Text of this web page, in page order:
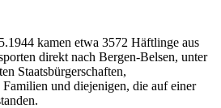
kamen etwa 3572 Häftlinge aus
direkt nach Bergen-Belsen, unter
Staatsbürgerschaften,
und diejenigen, die auf einer